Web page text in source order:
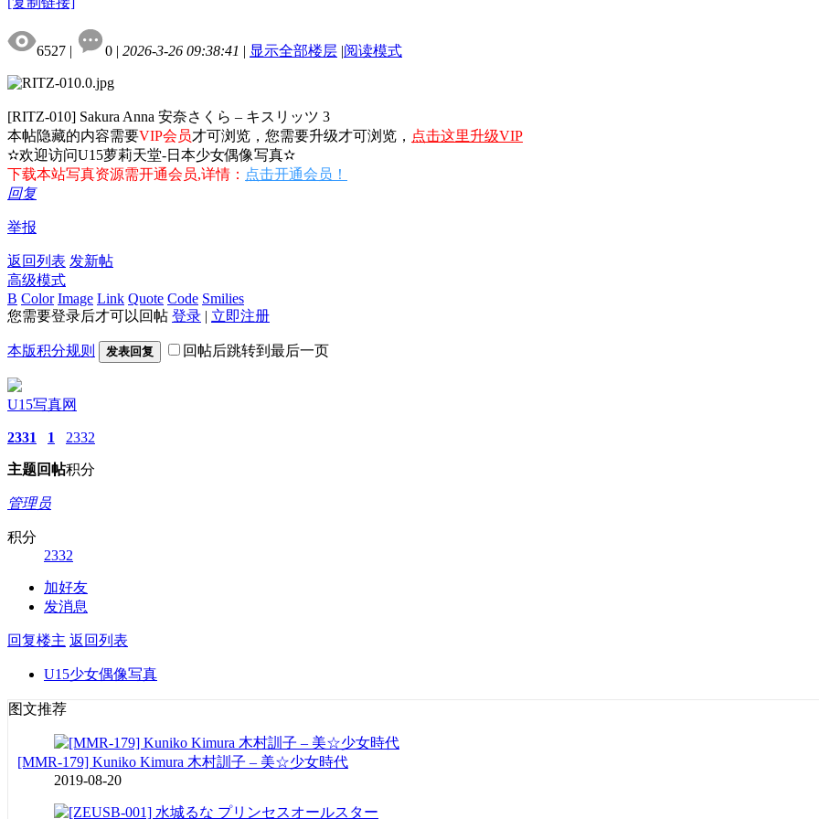
6527 | 0 | 2026-3-26 09:38:41 | 显示全部楼层 |阅读模式
[RITZ-010] Sakura Anna 安奈さくら – キスリッツ 3
本帖隐藏的内容需要VIP会员才可浏览，您需要升级才可浏览， 点击这里升级VIP
✫欢迎访问U15萝莉天堂-日本少女偶像写真✫
下载本站写真资源需开通会员,详情： 点击开通会员！
回复
举报
返回列表 发新帖
高级模式
B Color Image Link Quote Code Smilies
您需要登录后才可以回帖 登录 | 立即注册
本版积分规则 发表回复 回帖后跳转到最后一页
U15写真网
2331
主题
1
回帖
2332
积分
管理员
积分
2332
加好友
发消息
回复楼主 返回列表
U15少女偶像写真
图文推荐
[MMR-179] Kuniko Kimura 木村訓子 – 美☆少女時代
2019-08-20